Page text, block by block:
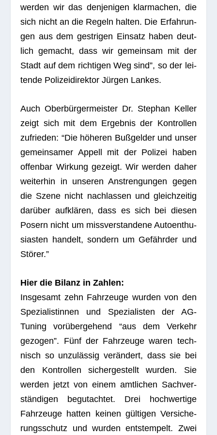
wer­den wir das den­je­ni­gen klar­ma­chen, die
sich nicht an die Regeln hal­ten. Die Erfah­run­
gen aus dem gest­ri­gen Ein­satz haben deut­
lich gemacht, dass wir gemein­sam mit der
Stadt auf dem rich­ti­gen Weg sind”, so der lei­
tende Poli­zei­di­rek­tor Jür­gen Lankes.
Auch Ober­bür­ger­meis­ter Dr. Ste­phan Kel­ler
zeigt sich mit dem Ergeb­nis der Kon­trol­len
zufrie­den: “Die höhe­ren Buß­gel­der und unser
gemein­sa­mer Appell mit der Poli­zei haben
offen­bar Wir­kung gezeigt. Wir wer­den daher
wei­ter­hin in unse­ren Anstren­gun­gen gegen
die Szene nicht nach­las­sen und gleich­zei­tig
dar­über auf­klä­ren, dass es sich bei die­sen
Posern nicht um miss­ver­stan­dene Autoen­thu­
si­as­ten han­delt, son­dern um Gefähr­der und
Störer.”
Hier die Bilanz in Zahlen:
Ins­ge­samt zehn Fahr­zeuge wur­den von den
Spe­zia­lis­tin­nen und Spe­zia­lis­ten der AG-
Tuning vor­über­ge­hend “aus dem Ver­kehr
gezo­gen”. Fünf der Fahr­zeuge waren tech­
nisch so unzu­läs­sig ver­än­dert, dass sie bei
den Kon­trol­len sicher­ge­stellt wur­den. Sie
wer­den jetzt von einem amt­li­chen Sach­ver­
stän­di­gen begut­ach­tet. Drei hoch­wer­tige
Fahr­zeuge hat­ten kei­nen gül­ti­gen Ver­si­che­
rungs­schutz und wur­den ent­stem­pelt. Zwei